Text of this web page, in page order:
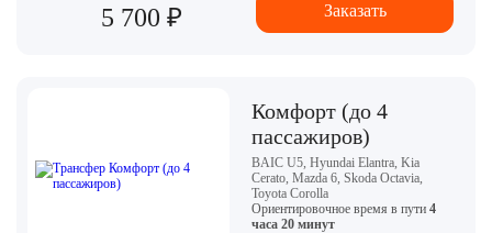
5 700 ₽ Заказать
Комфорт (до 4
пассажиров)
BAIC U5, Hyundai Elantra, Kia
Cerato, Mazda 6, Skoda Octavia,
Toyota Corolla
Ориентировочное время в пути 4
часа 20 минут